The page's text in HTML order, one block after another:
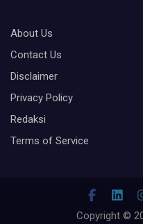
About Us
Contact Us
Disclaimer
Privacy Policy
Redaksi
Terms of Service
Copyright ©